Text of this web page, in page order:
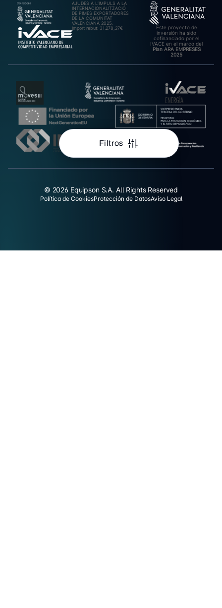
Filtros
AJUDES A L’IMPULS A LA
INTERNACIONALITZACIÓ
DE PIMES EXPORTADORES
DE LA COMUNITAT
VALENCIANA 2025.
Import rebut: 31.278,27€
Este proyecto de
inversión ha sido
cofinanciado por el
IVACE en el marco del
Plan ARA EMPRESES
2025
© 2026 Equipson S.A. All Rights Reserved
Política de CookiesProtección de DatosAviso Legal